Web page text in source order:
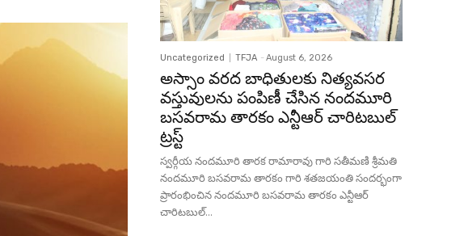
Uncategorized TFJA - August 6, 2026
అస్సాం వరద బాధితులకు నిత్యవసర
వస్తువులను పంపిణీ చేసిన నందమూరి
బసవరామ తారకం ఎన్టీఆర్ చారిటబుల్
ట్రస్ట్
స్వర్గీయ నందమూరి తారక రామారావు గారి సతీమణి శ్రీమతి
నందమూరి బసవరామ తారకం గారి శతజయంతి సందర్భంగా
ప్రారంభించిన నందమూరి బసవరామ తారకం ఎన్టీఆర్
చారిటబుల్...